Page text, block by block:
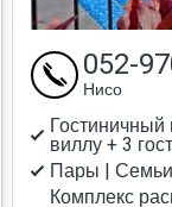
виллу + 3
Пары | Семьи
Комплекс
052-
Нисо